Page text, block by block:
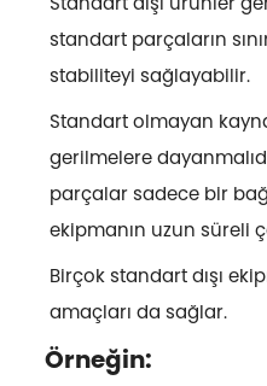
standart parçaların
stabiliteyi sağlayabilir.
Standart olmayan
gerilmelere
parçalar sadece bir
ekipmanın uzun süreli
Birçok standart dışı
amaçları da sağlar.
Örneğin: